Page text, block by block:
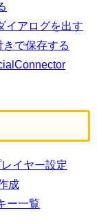
イアログを出す
で保存する
イヤー設定
成
ー一覧